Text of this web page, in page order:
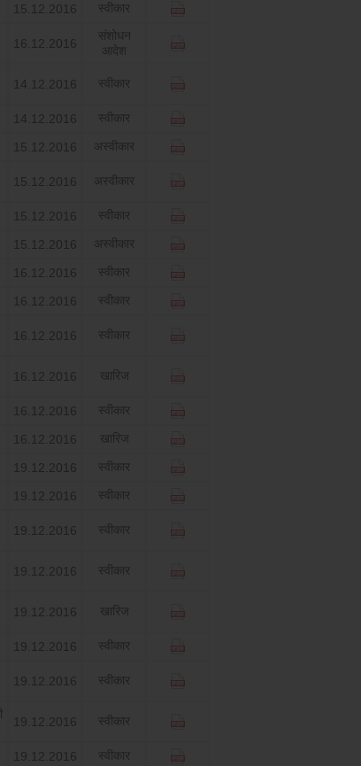
15.12.2016 स्‍वीकार
16.12.2016
संशोधन
आदेश
14.12.2016 स्‍वीकार
14.12.2016 स्‍वीकार
15.12.2016 अस्‍वीकार
15.12.2016 अस्‍वीकार
15.12.2016 स्‍वीकार
15.12.2016 अस्‍वीकार
16.12.2016 स्‍वीकार
16.12.2016 स्‍वीकार
16.12.2016 स्‍वीकार
16.12.2016 खारिज
16.12.2016 स्‍वीकार
16.12.2016 खारिज
19.12.2016 स्‍वीकार
19.12.2016 स्‍वीकार
19.12.2016 स्‍वीकार
19.12.2016 स्‍वीकार
19.12.2016 खारिज
19.12.2016 स्‍वीकार
19.12.2016 स्‍वीकार
19.12.2016 स्‍वीकार
19.12.2016 स्‍वीकार